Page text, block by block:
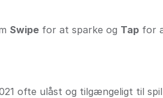
Swipe for at sparke og Tap for
ofte ulåst og tilgængeligt til